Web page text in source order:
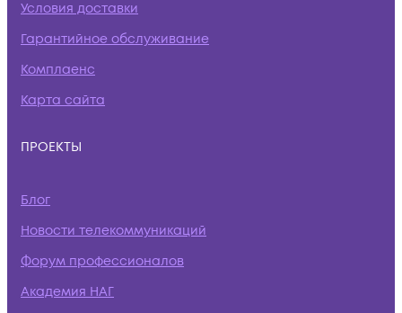
Условия доставки
Гарантийное обслуживание
Комплаенс
Карта сайта
ПРОЕКТЫ
Блог
Новости телекоммуникаций
Форум профессионалов
Академия НАГ